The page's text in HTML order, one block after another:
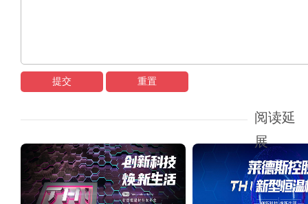
提交 重置
阅读延
展